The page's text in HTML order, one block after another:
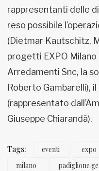
rappresentanti delle
reso possibile
(Dietmar Kautschitz,
progetti EXPO
Arredamenti Snc, la
Roberto Gambarelli),
(rappresentato
Giuseppe Chiarandà).
Tags: eventi expo
milano
padiglione